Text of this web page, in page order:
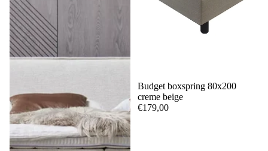
Budget boxspring 80x200
creme beige
€179,00